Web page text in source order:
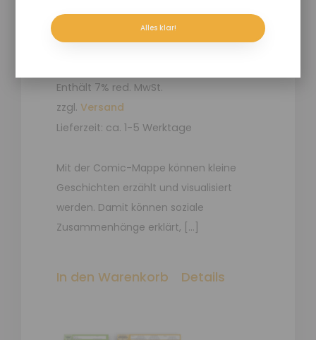
Comic-Mappe
Enthält 7% red. MwSt.
zzgl. Versand
Lieferzeit: ca. 1-5 Werktage
Mit der Comic-Mappe können kleine
Geschichten erzählt und visualisiert
werden. Damit können soziale
Zusammenhänge erklärt, […]
In den Warenkorb Details
Alles klar!